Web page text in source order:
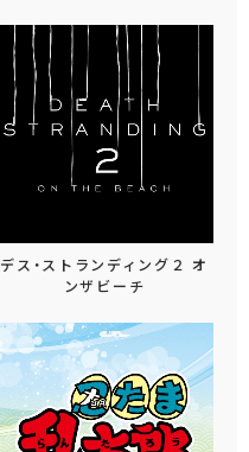
デス・ストランディング２ オ
ンザビーチ